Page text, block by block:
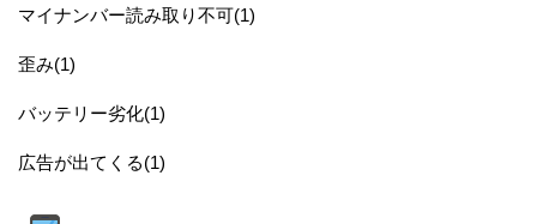
マイナンバー読み取り不可(1)
歪み(1)
バッテリー劣化(1)
広告が出てくる(1)